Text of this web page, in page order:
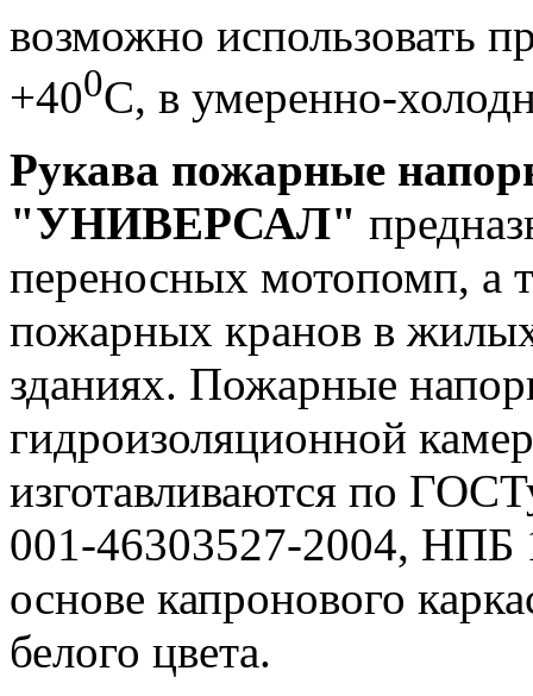
возможно использовать
+400С, в умеренно-
Рукава пожарные
"УНИВЕРСАЛ"
переносных мотопомп, а
пожарных кранов в
зданиях. Пожарные
гидроизоляционной
изготавливаются по
001-46303527-2004, НПБ
основе капронового
белого цвета.